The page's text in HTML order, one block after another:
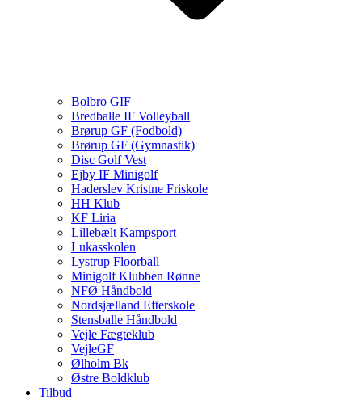
Bolbro GIF
Bredballe IF Volleyball
Brørup GF (Fodbold)
Brørup GF (Gymnastik)
Disc Golf Vest
Ejby IF Minigolf
Haderslev Kristne Friskole
HH Klub
KF Liria
Lillebælt Kampsport
Lukasskolen
Lystrup Floorball
Minigolf Klubben Rønne
NFØ Håndbold
Nordsjælland Efterskole
Stensballe Håndbold
Vejle Fægteklub
VejleGF
Ølholm Bk
Østre Boldklub
Tilbud